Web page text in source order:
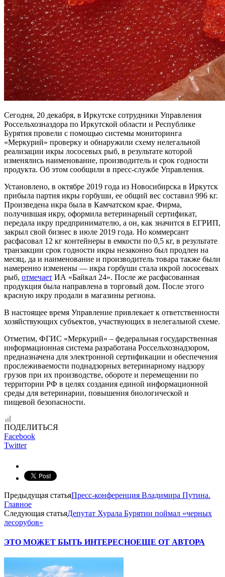
Сегодня, 20 декабря, в Иркутске сотрудники Управления
Россельхозназдора по Иркутской области и Республике
Бурятия провели с помощью системы мониторинга
«Меркурий» проверку и обнаружили схему нелегальной
реализации икры лососевых рыб, в результате которой
изменялись наименование, производитель и срок годности
продукта. Об этом сообщили в пресс-службе Управления.
Установлено, в октябре 2019 года из Новосибирска в Иркутск
прибыла партия икры горбуши, ее общий вес составил 996 кг.
Произведена икра была в Камчатском крае. Фирма,
получившая икру, оформила ветеринарный сертификат,
передала икру предпринимателю, а он, как значится в ЕГРИП,
закрыл свой бизнес в июле 2019 года. Но коммерсант
расфасовал 12 кг контейнеры в емкости по 0,5 кг, в результате
транзакции срок годности икры незаконно был продлен на
месяц, да и наименование и производитель товара также были
намеренно изменены — икра горбуши стала икрой лососевых
рыб, отмечает ИА «Байкал 24». После же расфасованная
продукция была направлена в торговый дом. После этого
красную икру продали в магазины региона.
В настоящее время Управление привлекает к ответственности
хозяйствующих субъектов, участвующих в нелегальной схеме.
Отметим, ФГИС «Меркурий» – федеральная государственная
информационная система разработана Россельхознадзором,
предназначена для электронной сертификации и обеспечения
прослеживаемости поднадзорных ветеринарному надзору
грузов при их производстве, обороте и перемещении по
территории РФ в целях создания единой информационной
среды для ветеринарии, повышения биологической и
пищевой безопасности.
ПОДЕЛИТЬСЯ
Facebook
Twitter
Предыдущая статьяПресс-конференция Владимира Путина.
Главное
Следующая статьяДепутат Хурала Бурятии поймал «черных
лесорубов»
ЭТО МОЖЕТ БЫТЬ ИНТЕРЕСНОЕЩЕ ОТ АВТОРА